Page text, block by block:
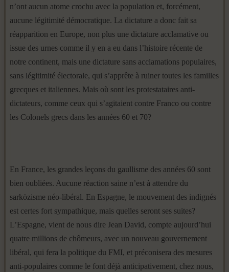
n’ont aucun atome crochu avec la population et, forcément,
aucune légitimité démocratique. La dictature a donc fait sa
réapparition en Europe, non plus une dictature acclamative ou
issue des urnes comme il y en a eu dans l’histoire récente de
notre continent, mais une dictature sans acclamations populaires,
sans légitimité électorale, qui s’apprête à ruiner toutes les familles
grecques et italiennes. Mais où sont les protestataires anti-
dictateurs, comme ceux qui s’agitaient contre Franco ou contre
les Colonels grecs dans les années 60 et 70?
En France, les grandes leçons du gaullisme des années 60 sont
bien oubliées. Aucune réaction saine n’est à attendre du
sarközisme néo-libéral. En Espagne, le mouvement des indignés
est certes fort sympathique, mais quelles seront ses suites?
L’Espagne, vient de nous dire Jean David, compte aujourd’hui
quatre millions de chômeurs, avec un nouveau gouvernement
libéral, qui fera la politique du FMI, et préconisera des mesures
anti-populaires comme le font déjà anticipativement, chez nous,